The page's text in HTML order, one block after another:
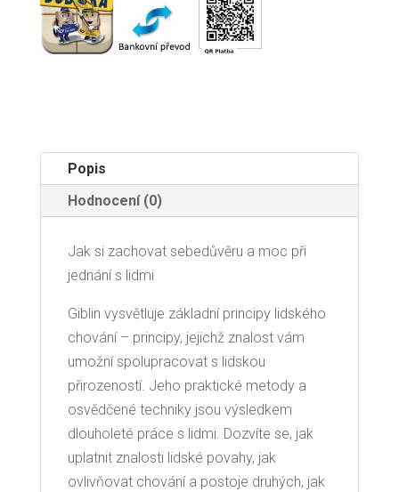
Popis
Hodnocení (0)
Jak si zachovat sebedůvěru a moc při
jednání s lidmi
Giblin vysvětluje základní principy lidského
chování – principy, jejichž znalost vám
umožní spolupracovat s lidskou
přirozeností. Jeho praktické metody a
osvědčené techniky jsou výsledkem
dlouholeté práce s lidmi. Dozvíte se, jak
uplatnit znalosti lidské povahy, jak
ovlivňovat chování a postoje druhých, jak